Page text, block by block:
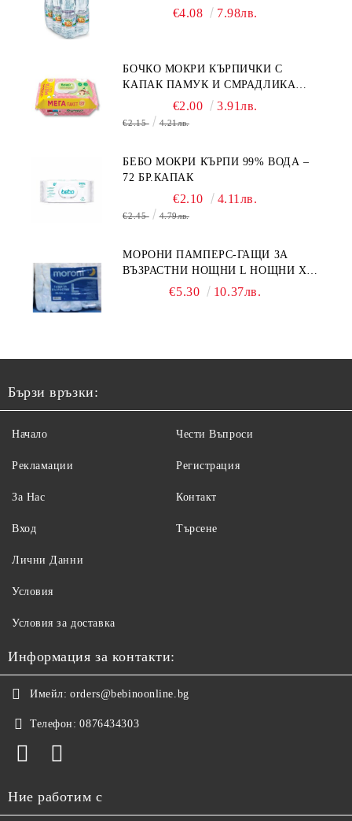
€4.08 7.98лв.
БОЧКО МОКРИ КЪРПИЧКИ С
КАПАК ПАМУК И СМРАДЛИКА
€2.00 3.91лв.
€2.15 4.21лв.
БЕБО МОКРИ КЪРПИ 99% ВОДА –
72 БР.КАПАК
€2.10 4.11лв.
€2.45 4.79лв.
МОРОНИ ПАМПЕРС-ГАЩИ ЗА
ВЪЗРАСТНИ НОЩНИ L НОЩНИ X
€5.30 10.37лв.
Бързи връзки:
Начало
Рекламации
За Нас
Вход
Чести Въпроси
Регистрация
Контакт
Търсене
Лични Данни
Условия
Условия за доставка
Информация за контакти:
Имейл: orders@bebinoonline.bg
Телефон: 0876434303
Ние работим с